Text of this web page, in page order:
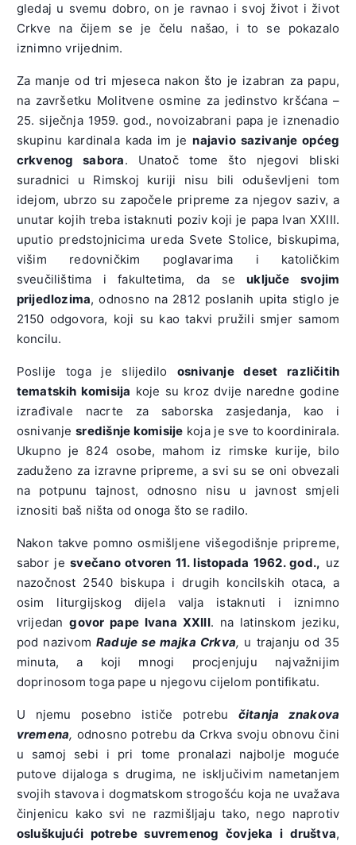
gledaj u svemu dobro, on je ravnao i svoj život i život
Crkve na čijem se je čelu našao, i to se pokazalo
iznimno vrijednim.
Za manje od tri mjeseca nakon što je izabran za papu,
na završetku Molitvene osmine za jedinstvo kršćana –
25. siječnja 1959. god., novoizabrani papa je iznenadio
skupinu kardinala kada im jenajavio sazivanje općeg
crkvenog sabora. Unatoč tome što njegovi bliski
suradnici u Rimskoj kuriji nisu bili oduševljeni tom
idejom, ubrzo su započele pripreme za njegov saziv, a
unutar kojih treba istaknuti poziv koji je papa Ivan XXIII.
uputio predstojnicima ureda Svete Stolice, biskupima,
višim redovničkim poglavarima i katoličkim
sveučilištima i fakultetima, da seuključe svojim
prijedlozima, odnosno na 2812 poslanih upita stiglo je
2150 odgovora, koji su kao takvi pružili smjer samom
koncilu.
Poslije toga je slijedilo osnivanje deset različitih
tematskih komisija koje su kroz dvije naredne godine
izrađivale nacrte za saborska zasjedanja, kao i
osnivanjesredišnje komisije koja je sve to koordinirala.
Ukupno je 824 osobe, mahom iz rimske kurije, bilo
zaduženo za izravne pripreme, a svi su se oni obvezali
na potpunu tajnost, odnosno nisu u javnost smjeli
iznositi baš ništa od onoga što se radilo.
Nakon takve pomno osmišljene višegodišnje pripreme,
sabor jesvečano otvoren 11. listopada 1962. god., uz
nazočnost 2540 biskupa i drugih koncilskih otaca, a
osim liturgijskog dijela valja istaknuti i iznimno
vrijedangovor pape Ivana XXIII. na latinskom jeziku,
pod nazivomRaduje se majka Crkva, u trajanju od 35
minuta, a koji mnogi procjenjuju najvažnijim
doprinosom toga pape u njegovu cijelom pontifikatu.
U njemu posebno ističe potrebu čitanja znakova
vremena, odnosno potrebu da Crkva svoju obnovu čini
u samoj sebi i pri tome pronalazi najbolje moguće
putove dijaloga s drugima, ne isključivim nametanjem
svojih stavova i dogmatskom strogošću koja ne uvažava
činjenicu kako svi ne razmišljaju tako, nego naprotiv
osluškujući potrebe suvremenog čovjeka i društva,